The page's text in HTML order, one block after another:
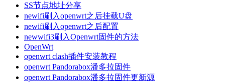
SS节点地址分享
newifi刷入openwrt之后挂载U盘
newifi刷入openwrt之后配置
newwifi3刷入Openwrt固件的方法
OpenWrt
openwrt clash插件安装教程
openwrt Pandorabox潘多拉固件
openwrt Pandorabox潘多拉固件更新源